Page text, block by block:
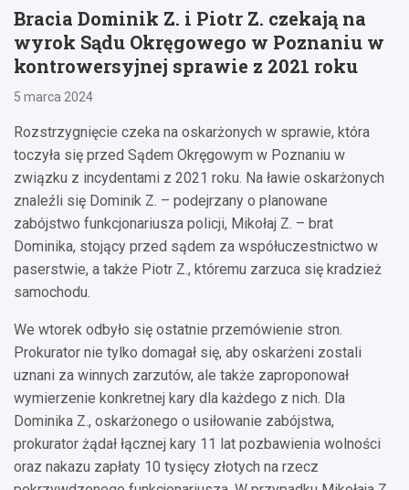
Bracia Dominik Z. i Piotr Z. czekają na
wyrok Sądu Okręgowego w Poznaniu w
kontrowersyjnej sprawie z 2021 roku
5 marca 2024
Rozstrzygnięcie czeka na oskarżonych w sprawie, która
toczyła się przed Sądem Okręgowym w Poznaniu w
związku z incydentami z 2021 roku. Na ławie oskarżonych
znaleźli się Dominik Z. – podejrzany o planowane
zabójstwo funkcjonariusza policji, Mikołaj Z. – brat
Dominika, stojący przed sądem za współuczestnictwo w
paserstwie, a także Piotr Z., któremu zarzuca się kradzież
samochodu.
We wtorek odbyło się ostatnie przemówienie stron.
Prokurator nie tylko domagał się, aby oskarżeni zostali
uznani za winnych zarzutów, ale także zaproponował
wymierzenie konkretnej kary dla każdego z nich. Dla
Dominika Z., oskarżonego o usiłowanie zabójstwa,
prokurator żądał łącznej kary 11 lat pozbawienia wolności
oraz nakazu zapłaty 10 tysięcy złotych na rzecz